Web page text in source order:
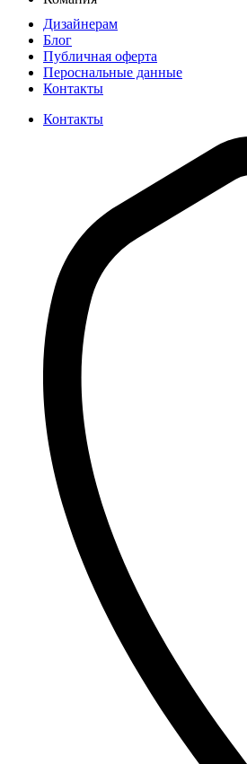
Дизайнерам
Блог
Публичная оферта
Пероснальные данные
Контакты
Контакты